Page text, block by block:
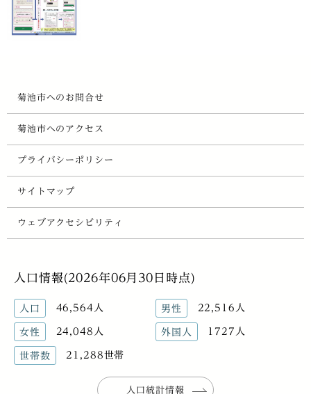
菊池市へのお問合せ
菊池市へのアクセス
プライバシーポリシー
サイトマップ
ウェブアクセシビリティ
人口情報(2026年06月30日時点)
人口 46,564人 男性 22,516人
女性 24,048人 外国人 1727人
世帯数 21,288世帯
人口統計情報